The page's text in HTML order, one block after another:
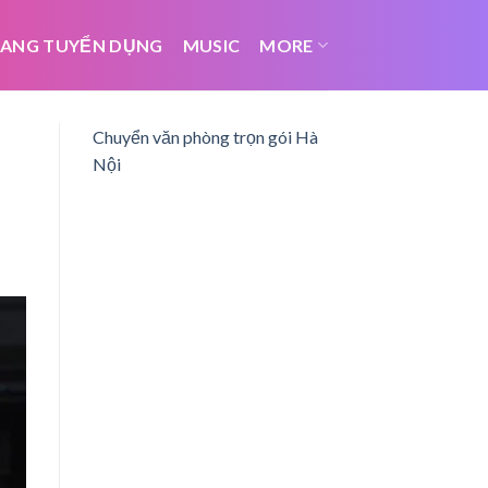
TUYỂN DỤNG MUSIC MORE
Chuyển văn phòng trọn gói Hà
Nội